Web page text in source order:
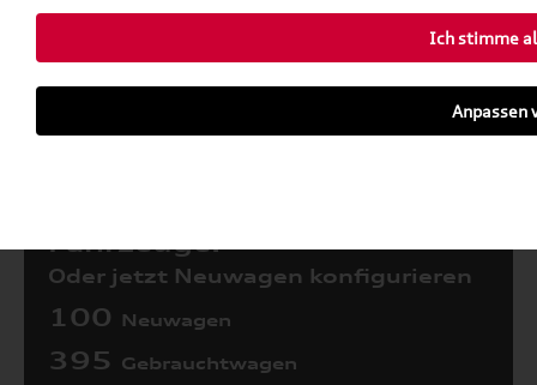
Zurück zur Startseite
Fahrzeuge:
Oder jetzt Neuwagen konfigurieren
100 Neuwagen
395 Gebrauchtwagen
Ich stimme
Anpassen